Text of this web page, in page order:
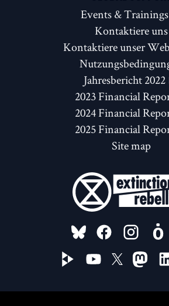
Events & Trainings
Kontaktiere uns
Kontaktiere unser
Jahresbericht 2022
2023 Financial
2024 Financial
2025 Financial
Site map
FOLLOW US